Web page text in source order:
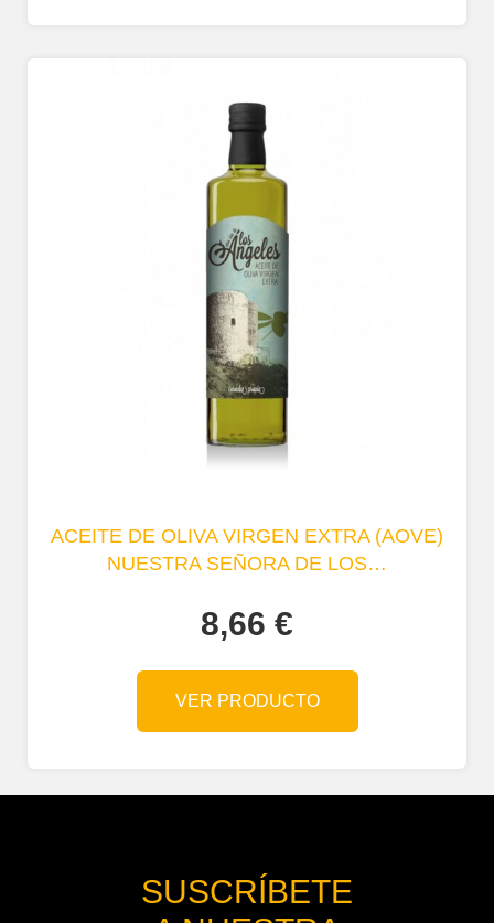
ACEITE DE OLIVA VIRGEN EXTRA (AOVE)
NUESTRA SEÑORA DE LOS…
8,66 €
VER PRODUCTO
SUSCRÍBETE